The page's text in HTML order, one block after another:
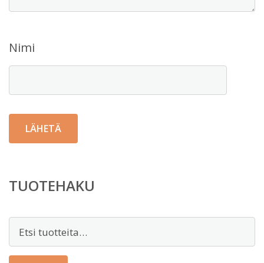
Nimi
TUOTEHAKU